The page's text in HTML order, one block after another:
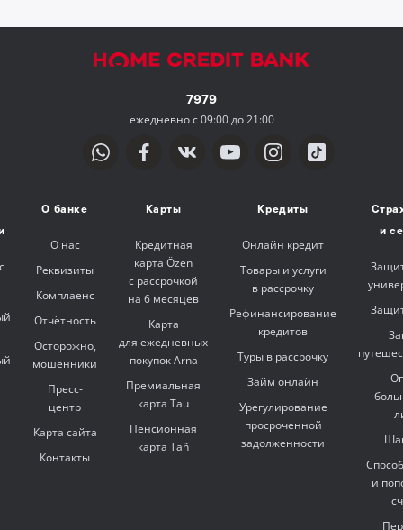
7979
ежедневно с 09:00 до 21:00
О банке
О нас
Реквизиты
Комплаенс
Отчётность
Осторожно,
мошенники
Пресс-
центр
Карта сайта
Контакты
Карты
Кредитная
карта Özen
с рассрочкой
на 6 месяцев
Карта
для ежедневных
покупок Arna
Премиальная
карта Tau
Пенсионная
карта Tañ
Кредиты
Онлайн кредит
Товары и услуги
в рассрочку
Рефинансирование
кредитов
Туры в рассрочку
Займ онлайн
Урегулирование
просроченной
задолженности
и
и